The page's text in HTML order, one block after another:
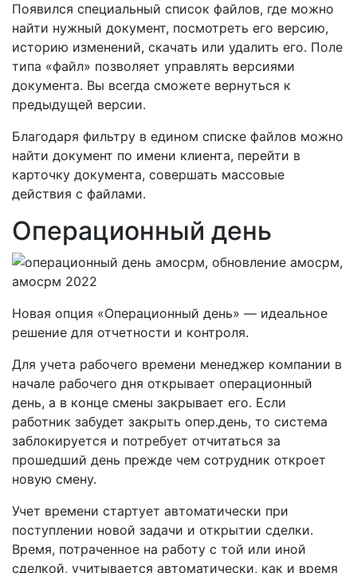
Появился специальный список файлов, где можно
найти нужный документ, посмотреть его версию,
историю изменений, скачать или удалить его. Поле
типа «файл» позволяет управлять версиями
документа. Вы всегда сможете вернуться к
предыдущей версии.
Благодаря фильтру в едином списке файлов можно
найти документ по имени клиента, перейти в
карточку документа, совершать массовые
действия с файлами.
Операционный день
Новая опция «Операционный день» — идеальное
решение для отчетности и контроля.
Для учета рабочего времени менеджер компании в
начале рабочего дня открывает операционный
день, а в конце смены закрывает его. Если
работник забудет закрыть опер.день, то система
заблокируется и потребует отчитаться за
прошедший день прежде чем сотрудник откроет
новую смену.
Учет времени стартует автоматически при
поступлении новой задачи и открытии сделки.
Время, потраченное на работу с той или иной
сделкой, учитывается автоматически, как и время